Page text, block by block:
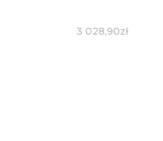
3 028,90zł